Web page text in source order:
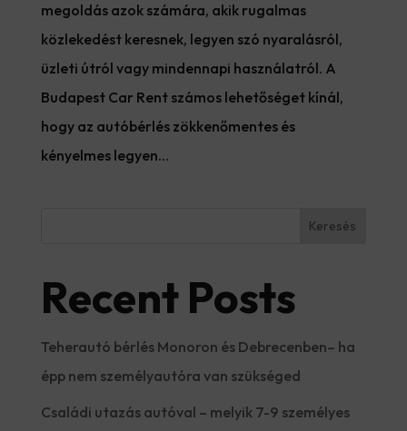
megoldás azok számára, akik rugalmas
közlekedést keresnek, legyen szó nyaralásról,
üzleti útról vagy mindennapi használatról. A
Budapest Car Rent számos lehetőséget kínál,
hogy az autóbérlés zökkenőmentes és
kényelmes legyen...
Keresés
Recent Posts
Teherautó bérlés Monoron és Debrecenben– ha
épp nem személyautóra van szükséged
Családi utazás autóval – melyik 7-9 személyes